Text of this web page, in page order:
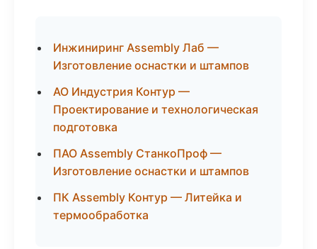
Инжиниринг Assembly Лаб —
Изготовление оснастки и штампов
АО Индустрия Контур —
Проектирование и технологическая
подготовка
ПАО Assembly СтанкоПроф —
Изготовление оснастки и штампов
ПК Assembly Контур — Литейка и
термообработка